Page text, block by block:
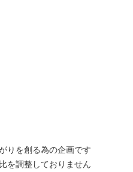
りを創る為の企画です
を調整しておりません